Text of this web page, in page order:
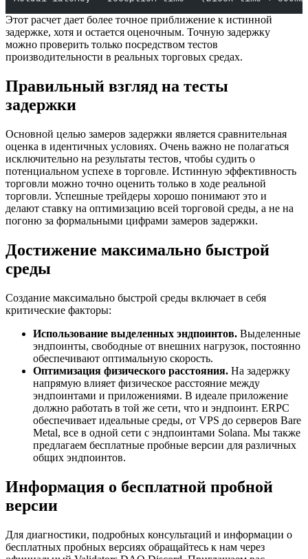
Этот расчет дает более точное приближение к истинной
задержке, хотя и остается оценочным. Точную задержку
можно проверить только посредством тестов
производительности в реальных торговых средах.
Правильный взгляд на тесты
задержки
Основной целью замеров задержки является сравнительная
оценка в идентичных условиях. Очень важно не полагаться
исключительно на результаты тестов, чтобы судить о
потенциальном успехе в торговле. Истинную эффективность
торговли можно точно оценить только в ходе реальной
торговли. Успешные трейдеры хорошо понимают это и
делают ставку на оптимизацию всей торговой среды, а не на
погоню за формальными цифрами замеров задержки.
Достижение максимально быстрой
среды
Создание максимально быстрой среды включает в себя
критические факторы:
Использование выделенных эндпоинтов. Выделенные
эндпоинты, свободные от внешних нагрузок, постоянно
обеспечивают оптимальную скорость.
Оптимизация физического расстояния. На задержку
напрямую влияет физическое расстояние между
эндпоинтами и приложениями. В идеале приложение
должно работать в той же сети, что и эндпоинт. ERPC
обеспечивает идеальные среды, от VPS до серверов Bare
Metal, все в одной сети с эндпоинтами Solana. Мы также
предлагаем бесплатные пробные версии для различных
общих эндпоинтов.
Информация о бесплатной пробной
версии
Для диагностики, подробных консультаций и информации о
бесплатных пробных версиях обращайтесь к нам через